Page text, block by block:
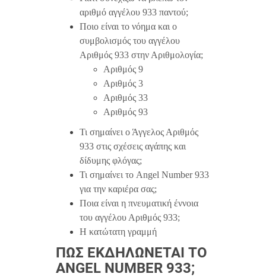
αριθμό αγγέλου 933 παντού;
Ποιο είναι το νόημα και ο
συμβολισμός του αγγέλου
Αριθμός 933 στην Αριθμολογία;
Αριθμός 9
Αριθμός 3
Αριθμός 33
Αριθμός 93
Τι σημαίνει ο Άγγελος Αριθμός
933 στις σχέσεις αγάπης και
δίδυμης φλόγας;
Τι σημαίνει το Angel Number 933
για την καριέρα σας;
Ποια είναι η πνευματική έννοια
του αγγέλου Αριθμός 933;
Η κατώτατη γραμμή
ΠΏΣ ΕΚΔΗΛΏΝΕΤΑΙ ΤΟ
ANGEL NUMBER 933;